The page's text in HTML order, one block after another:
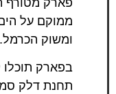
ממוקם על
ומשוק הכרמל.
בפארק תוכלו
תחנת דלק